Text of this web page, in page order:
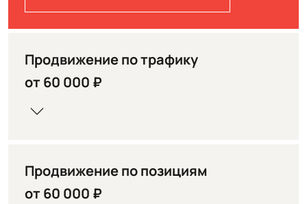
Продвижение по трафику
от 60 000 ₽
Продвижение по позициям
от 60 000 ₽